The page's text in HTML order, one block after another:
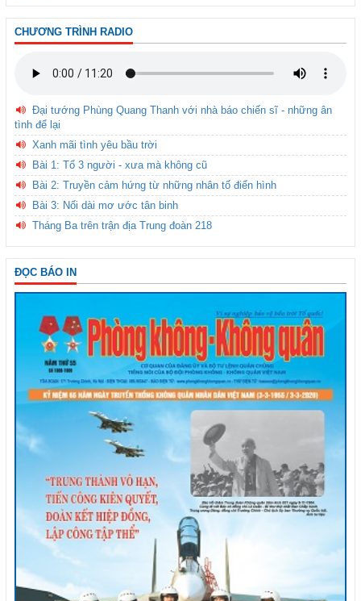
CHƯƠNG TRÌNH RADIO
Đại tướng Phùng Quang Thanh với nhà báo chiến sĩ - những ân
tình để lại
Xanh mãi tình yêu bầu trời
Bài 1: Tổ 3 người - xưa mà không cũ
Bài 2: Truyền cảm hứng từ những nhân tố điển hình
Bài 3: Nối dài mơ ước tân binh
Tháng Ba trên trận địa Trung đoàn 218
ĐỌC BÁO IN